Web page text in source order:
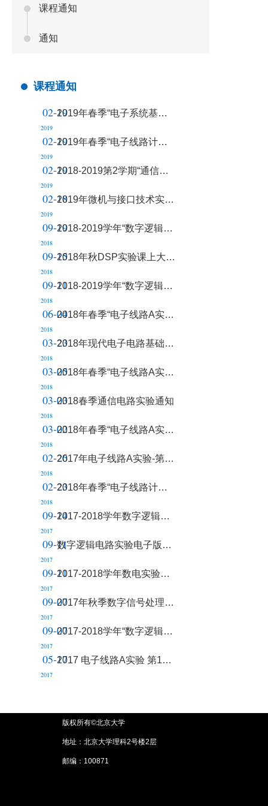
课程通知
通知
课程通知
02-19
2019
2019年春季“电子系统基础训练”课程资料下载
02-19
2019
2019年春季“电子线路计算机辅助设计”第一周教学安排
02-19
2019
2018-2019第2学期“通信电路实验”课程安排
02-18
2019
2019年微机与接口技术实验大课通知
09-19
2018
2018-2019学年“数字逻辑电路实验”课程教学计划
09-15
2018
2018年秋DSP实验课上大课时间通知
09-11
2018
2018-2019学年“数字逻辑电路实验”课程介绍会通知
06-04
2018
2018年春季“电子线路A实验”第15至16周教学安排
03-23
2018
2018年现代电子电路基础及实验(二)（00430133）教学安
03-05
2018
2018年春季“电子线路A实验”第二周教学安排
03-03
2018
2018春季通信电路实验通知
03-02
2018
2018年春季“电子线路A实验”教学计划
02-26
2018
2017年电子线路A实验-第14周至第15周教学安排.pdf
02-23
2018
2018年春季“电子线路计算机辅助设计”第一周教学安排
09-14
2017
2017-2018学年数字逻辑电路实验课程具体要求内容
09-11
2017
数字逻辑电路实验电子版报告提交方法
09-11
2017
2017-2018学年数电实验教学计划
09-07
2017
2017年秋季数字信号处理实验课通知
09-07
2017
2017-2018学年“数字逻辑电路实验”课程介绍暨协调会
05-17
2017
2017 电子线路A实验 第14-15周教学安排
版权所有©北京大学
地址：北京大学理科2号楼2层
邮编：100871